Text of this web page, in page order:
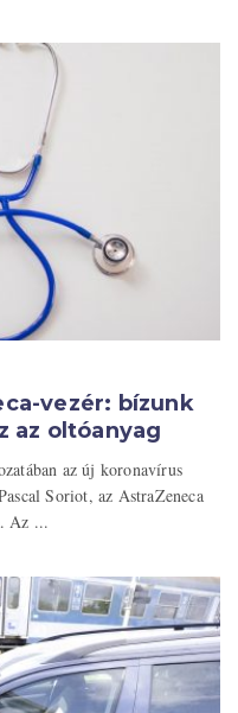
vezér: bízunk
az oltóanyag
az új koronavírus
Soriot, az AstraZeneca
Az ...